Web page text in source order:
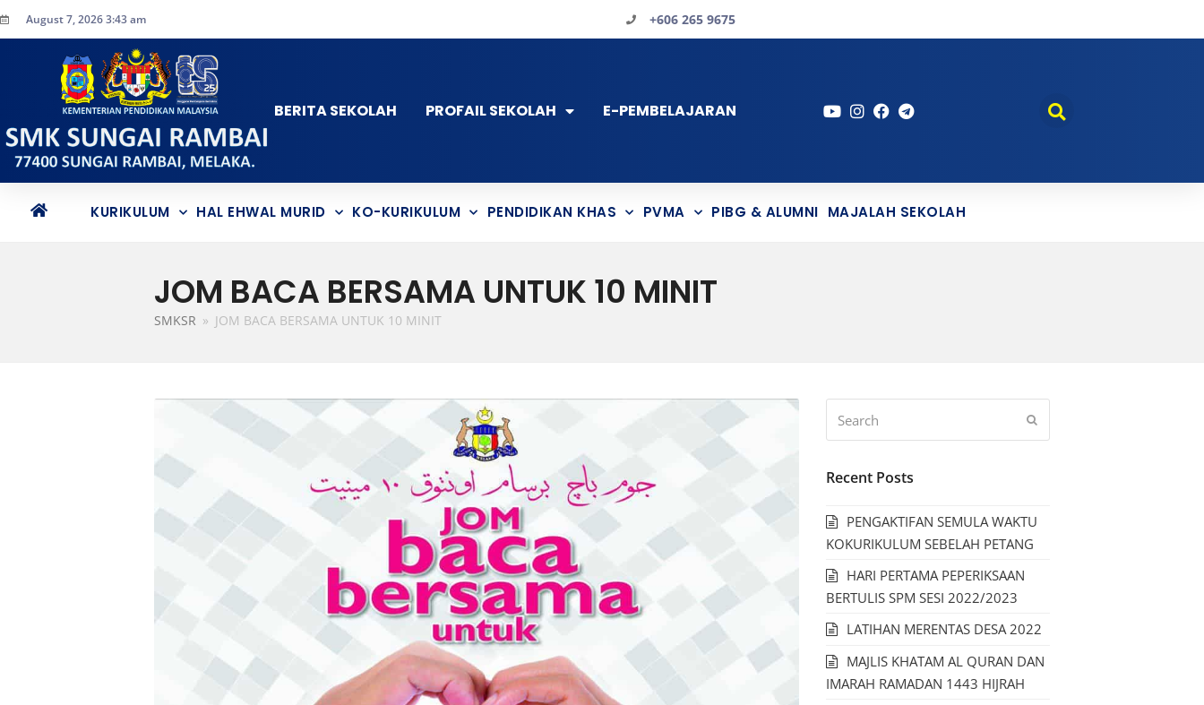
August 7, 2026 3:43 am +606 265 9675
BERITA SEKOLAH PROFAIL SEKOLAH E-PEMBELAJARAN
KURIKULUM HAL EHWAL MURID KO-KURIKULUM PENDIDIKAN KHAS PVMA PIBG & ALUMNI MAJALAH SEKOLAH
JOM BACA BERSAMA UNTUK 10 MINIT
SMKSR » JOM BACA BERSAMA UNTUK 10 MINIT
Recent Posts
PENGAKTIFAN SEMULA WAKTU
KOKURIKULUM SEBELAH PETANG
HARI PERTAMA PEPERIKSAAN
BERTULIS SPM SESI 2022/2023
LATIHAN MERENTAS DESA 2022
MAJLIS KHATAM AL QURAN DAN
IMARAH RAMADAN 1443 HIJRAH